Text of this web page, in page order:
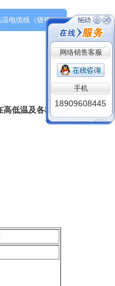
电缆线（镀银）
低温及各种恶
网络销售客服
手机
18909608445